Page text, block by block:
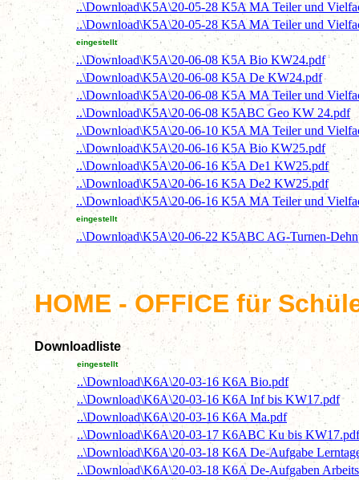
..\Download\K5A\20-05-28 K5A MA Teiler und
..\Download\K5A\20-05-28 K5A MA Teiler und
eingestellt
..\Download\K5A\20-06-08 K5A Bio KW24.pdf
..\Download\K5A\20-06-08 K5A De KW24.pdf
..\Download\K5A\20-06-08 K5A MA Teiler und
..\Download\K5A\20-06-08 K5ABC Geo KW 24.pdf
..\Download\K5A\20-06-10 K5A MA Teiler und
..\Download\K5A\20-06-16 K5A Bio KW25.pdf
..\Download\K5A\20-06-16 K5A De1 KW25.pdf
..\Download\K5A\20-06-16 K5A De2 KW25.pdf
..\Download\K5A\20-06-16 K5A MA Teiler und
eingestellt
..\Download\K5A\20-06-22 K5ABC AG-Turnen-
HOME - OFFICE für
Downloadliste
eingestellt
..\Download\K6A\20-03-16 K6A Bio.pdf
..\Download\K6A\20-03-16 K6A Inf bis KW17.pdf
..\Download\K6A\20-03-16 K6A Ma.pdf
..\Download\K6A\20-03-17 K6ABC Ku bis KW17.pdf
..\Download\K6A\20-03-18 K6A De-Aufgabe
..\Download\K6A\20-03-18 K6A De-Aufgaben